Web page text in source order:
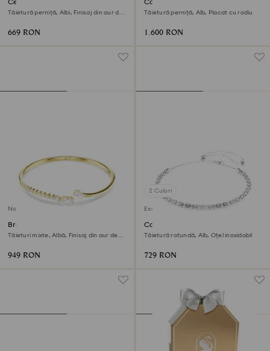
Cercei stud Una Angelic
Tăietură perniță, Albi, Finisaj din aur de
669 RON
Colier Una Angelic
Tăietură perniță, Alb, Placat cu rodiu
1.600 RON
Nou
Brățară fixă Mesmera
Tăieturi mixte, Albă, Finisaj din aur de
949 RON
2 Culori
Exclusiv online
Colier Dextera
Tăietură rotundă, Alb, Oțel inoxidabil
729 RON